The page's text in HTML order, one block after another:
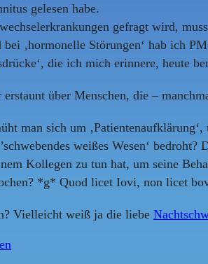
gelesen habe.
gefragt wird,
‚hormonelle Störungen‘ hab ich
die ich mich erinnere, heute
über Menschen, die –
man sich um
weißes Wesen‘
Kollegen zu tun hat, um seine
*g* Quod licet Iovi, non licet
Vielleicht weiß ja die liebe